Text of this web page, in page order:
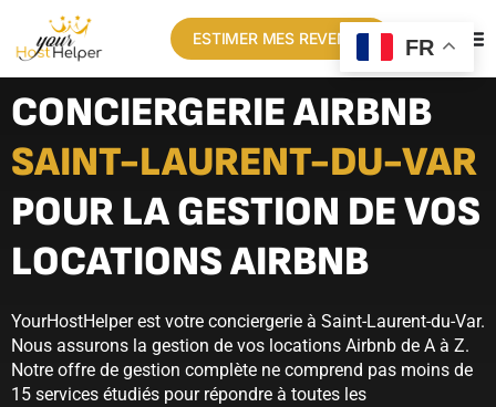
ESTIMER MES REVENUS
CONCIERGERIE AIRBNB
SAINT-LAURENT-DU-VAR
POUR LA GESTION DE VOS
LOCATIONS AIRBNB
YourHostHelper est votre conciergerie à Saint-Laurent-du-Var.
Nous assurons la gestion de vos locations Airbnb de A à Z.
Notre offre de gestion complète ne comprend pas moins de
15 services étudiés pour répondre à toutes les
FR